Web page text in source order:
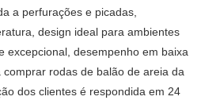
a perfurações e picadas,
design ideal para ambientes
excepcional, desempenho em baixa
comprar rodas de balão de areia da
dos clientes é respondida em 24